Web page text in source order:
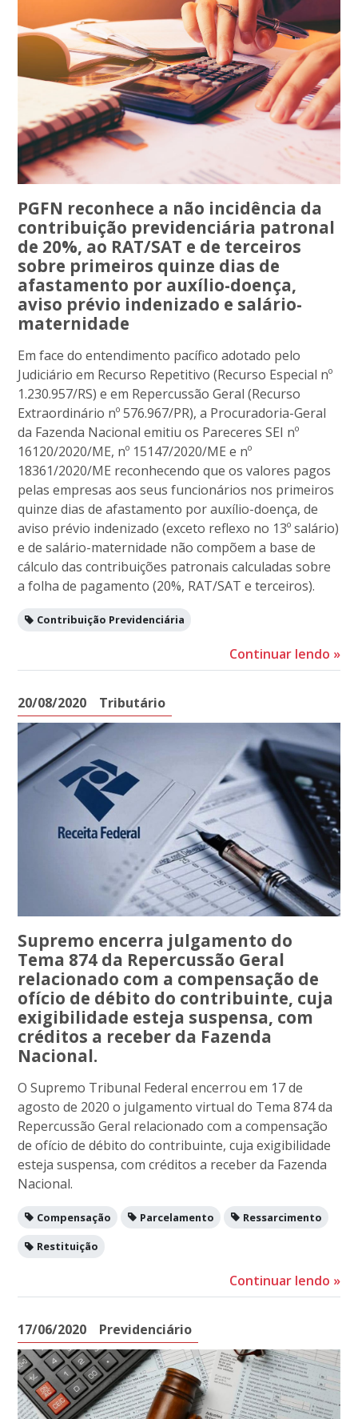
PGFN reconhece a não incidência da
contribuição previdenciária patronal
de 20%, ao RAT/SAT e de terceiros
sobre primeiros quinze dias de
afastamento por auxílio-doença,
aviso prévio indenizado e salário-
maternidade
Em face do entendimento pacífico adotado pelo
Judiciário em Recurso Repetitivo (Recurso Especial nº
1.230.957/RS) e em Repercussão Geral (Recurso
Extraordinário nº 576.967/PR), a Procuradoria-Geral
da Fazenda Nacional emitiu os Pareceres SEI nº
16120/2020/ME, nº 15147/2020/ME e nº
18361/2020/ME reconhecendo que os valores pagos
pelas empresas aos seus funcionários nos primeiros
quinze dias de afastamento por auxílio-doença, de
aviso prévio indenizado (exceto reflexo no 13º salário)
e de salário-maternidade não compõem a base de
cálculo das contribuições patronais calculadas sobre
a folha de pagamento (20%, RAT/SAT e terceiros).
Contribuição Previdenciária
Continuar lendo »
20/08/2020 Tributário
Supremo encerra julgamento do
Tema 874 da Repercussão Geral
relacionado com a compensação de
ofício de débito do contribuinte, cuja
exigibilidade esteja suspensa, com
créditos a receber da Fazenda
Nacional.
O Supremo Tribunal Federal encerrou em 17 de
agosto de 2020 o julgamento virtual do Tema 874 da
Repercussão Geral relacionado com a compensação
de ofício de débito do contribuinte, cuja exigibilidade
esteja suspensa, com créditos a receber da Fazenda
Nacional.
Compensação Parcelamento Ressarcimento
Restituição
Continuar lendo »
17/06/2020 Previdenciário